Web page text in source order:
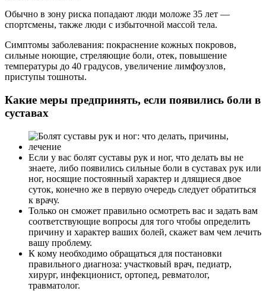
Обычно в зону риска попадают люди моложе 35 лет —
спортсмены, также люди с избыточной массой тела.
Симптомы заболевания: покраснение кожных покровов,
сильные ноющие, стреляющие боли, отек, повышение
температуры до 40 градусов, увеличение лимфоузлов,
приступы тошноты.
Какие меры предпринять, если появились боли в
суставах
Если у вас болят суставы рук и ног, что делать вы не
знаете, либо появились сильные боли в суставах рук или
ног, носящие постоянный характер и длящиеся двое
суток, конечно же в первую очередь следует обратиться
к врачу.
Только он сможет правильно осмотреть вас и задать вам
соответствующие вопросы для того чтобы определить
причину и характер ваших болей, скажет вам чем лечить
вашу проблему.
К кому необходимо обращаться для постановки
правильного диагноза: участковый врач, педиатр,
хирург, инфекционист, ортопед, ревматолог,
травматолог.